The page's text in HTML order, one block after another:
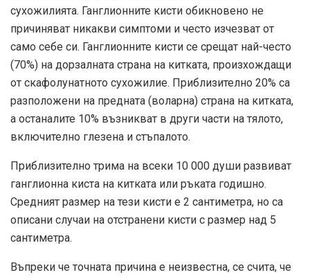
сухожилията. Ганглионните кисти обикновено не
причиняват никакви симптоми и често изчезват от
само себе си. Ганглионните кисти се срещат най-често
(70%) на дорзалната страна на китката, произхождащи
от скафолунатното сухожилие. Приблизително 20% са
разположени на предната (воларна) страна на китката,
а останалите 10% възникват в други части на тялото,
включително глезена и стъпалото.
Приблизително трима на всеки 10 000 души развиват
ганглионна киста на китката или ръката годишно.
Средният размер на тези кисти е 2 сантиметра, но са
описани случаи на отстранени кисти с размер над 5
сантиметра.
Въпреки че точната причина е неизвестна, се счита, че